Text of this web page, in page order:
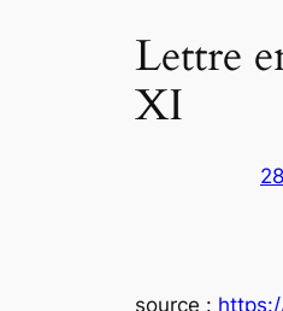
Lettre
XI
source :